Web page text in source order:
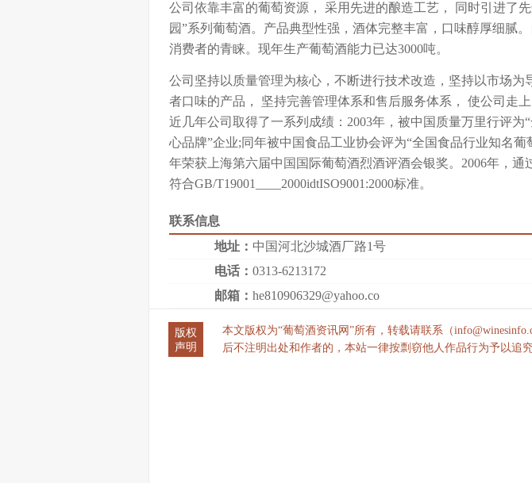
公司依靠丰富的葡萄资源， 采用先进的酿造工艺， 同时引进了
园”系列葡萄酒。产品典型性强，酒体完整丰富，口味醇厚细腻
消费者的青睐。现年生产葡萄酒能力已达3000吨。
公司坚持以质量管理为核心，不断进行技术改造，坚持以市场为
者口味的产品， 坚持完善管理体系和售后服务体系， 使公司走
近几年公司取得了一系列成绩：2003年，被中国质量万里行评为
心品牌”企业;同年被中国食品工业协会评为“全国食品行业知名葡
年荣获上海第六届中国国际葡萄酒烈酒评酒会银奖。2006年，通
符合GB/T19001____2000idtISO9001:2000标准。
联系信息
地址： 中国河北沙城酒厂路1号
电话： 0313-6213172
邮箱： he810906329@yahoo.co
版权
声明
本文版权为“葡萄酒资讯网”所有，转载请联系（
后不注明出处和作者的，本站一律按剽窃他人作品行为予以追究